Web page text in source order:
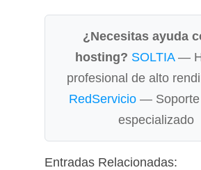
¿Necesitas ayuda
hosting? SOLTIA—
profesional de alto
RedServicio — Soporte
especializado
Entradas Relacionadas: